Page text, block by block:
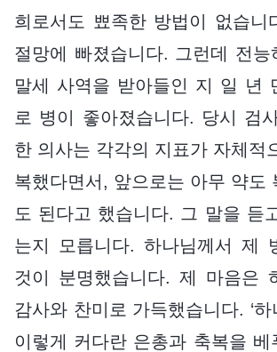
희로서도 뾰족한 방법이 없습니
절망에 빠졌습니다. 그런데 전능
말세 사역을 받아들인 지 일 년
로 병이 좋아졌습니다. 당시 검
한 의사는 각각의 지표가 자체적
복했다면서, 앞으로는 아무 약도
도 된다고 했습니다. 그 말을 듣
는지 모릅니다. 하나님께서 제
것이 분명했습니다. 제 마음은
감사와 찬미로 가득했습니다. ‘
이렇게 커다란 은총과 축복을 베